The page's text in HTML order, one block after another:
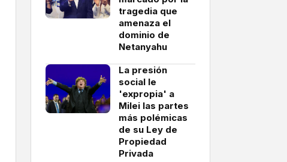
tragedia que
amenaza el
dominio de
Netanyahu
La presión
social le
'expropia' a
Milei las partes
más polémicas
de su Ley de
Propiedad
Privada